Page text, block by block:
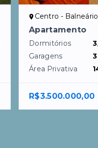
Centro -
Apartamento
Dormitórios 3
Garagens
3
Área Privativa
R$3.500.000,00